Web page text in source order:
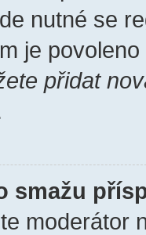
nutné se
je
přidat
smažu
moderátor